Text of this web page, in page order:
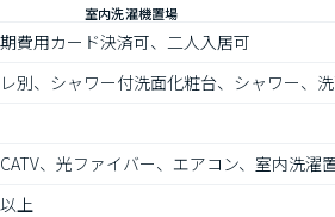
室内洗濯機置場
費用カード決済可、二人入居可
別、シャワー付洗面化粧台、シャワー、
、光ファイバー、エアコン、室内洗濯
上